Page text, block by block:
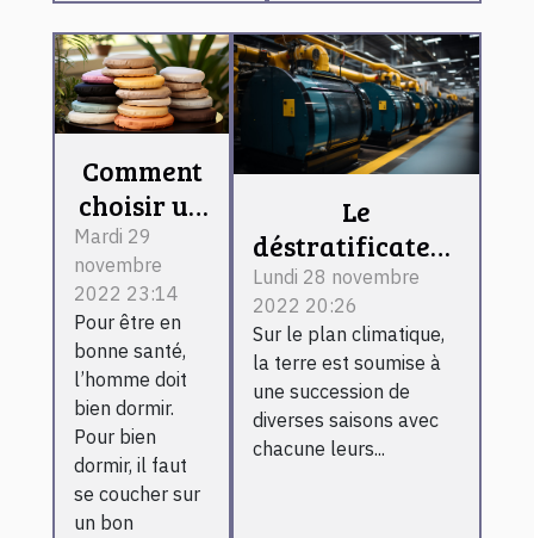
Comment
choisir un
coussin
spa ?
Mardi 29
novembre
2022 23:14
Pour être en
bonne santé,
l’homme doit
bien dormir.
Pour bien
dormir, il faut
se coucher sur
un bon
Le
déstratificateur
d’air : ce que
c’est et son
fonctionnement
Lundi 28 novembre
2022 20:26
Sur le plan climatique,
la terre est soumise à
une succession de
diverses saisons avec
chacune leurs...